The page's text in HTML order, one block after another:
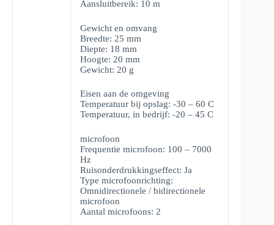
Aansluitbereik: 10 m
Gewicht en omvang
Breedte: 25 mm
Diepte: 18 mm
Hoogte: 20 mm
Gewicht: 20 g
Eisen aan de omgeving
Temperatuur bij opslag: -30 – 60 C
Temperatuur, in bedrijf: -20 – 45 C
microfoon
Frequentie microfoon: 100 – 7000
Hz
Ruisonderdrukkingseffect: Ja
Type microfoonrichting:
Omnidirectionele / bidirectionele
microfoon
Aantal microfoons: 2